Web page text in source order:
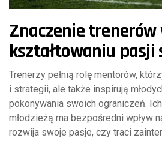
Znaczenie trenerów
kształtowaniu pasji
Trenerzy pełnią rolę mentorów,
i strategii, ale także inspirują
pokonywania swoich ograniczeń.
młodzieżą ma bezpośredni wpływ
rozwija swoje pasje, czy traci